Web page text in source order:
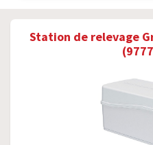
Station de relevage